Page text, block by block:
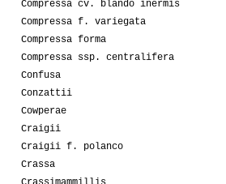
Compressa cv. blando inermis
Compressa f. variegata
Compressa forma
Compressa ssp. centralifera
Confusa
Conzattii
Cowperae
Craigii
Craigii f. polanco
Crassa